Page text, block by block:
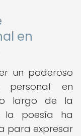
en
un poderoso
personal en
largo de la
la poesía ha
para expresar